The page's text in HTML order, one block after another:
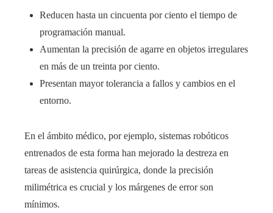
Reducen hasta un cincuenta por ciento el tiempo de
programación manual.
Aumentan la precisión de agarre en objetos irregulares
en más de un treinta por ciento.
Presentan mayor tolerancia a fallos y cambios en el
entorno.
En el ámbito médico, por ejemplo, sistemas robóticos
entrenados de esta forma han mejorado la destreza en
tareas de asistencia quirúrgica, donde la precisión
milimétrica es crucial y los márgenes de error son
mínimos.